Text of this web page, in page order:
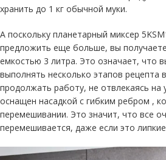
хранить до 1 кг обычной муки.
А поскольку планетарный миксер
предложить еще больше, вы
емкостью 3 литра. Это означает, что
выполнять несколько этапов рецепта
продолжать работу, не отвлекаясь на
оснащен насадкой с гибким ребром ,
перемешивании. Это значит, что все
перемешивается, даже если это